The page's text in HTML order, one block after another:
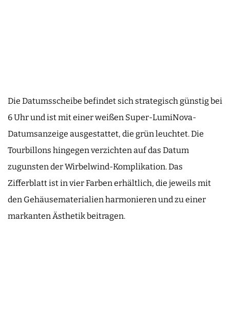
Die Datumsscheibe befindet sich strategisch günstig bei
6 Uhr und ist mit einer weißen Super-LumiNova-
Datumsanzeige ausgestattet, die grün leuchtet. Die
Tourbillons hingegen verzichten auf das Datum
zugunsten der Wirbelwind-Komplikation. Das
Zifferblatt ist in vier Farben erhältlich, die jeweils mit
den Gehäusematerialien harmonieren und zu einer
markanten Ästhetik beitragen.